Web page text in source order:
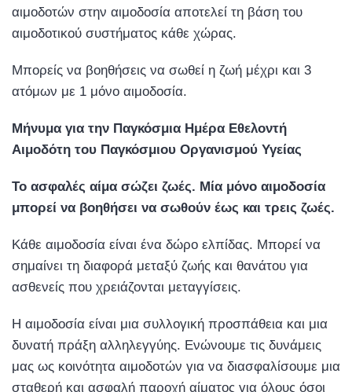
αιμοδοτών στην αιμοδοσία αποτελεί τη βάση του
αιμοδοτικού συστήματος κάθε χώρας.
Μπορείς να βοηθήσεις να σωθεί η ζωή μέχρι και 3
ατόμων με 1 μόνο αιμοδοσία.
Μήνυμα για την Παγκόσμια Ημέρα Εθελοντή
Αιμοδότη του Παγκόσμιου Οργανισμού Υγείας
Το ασφαλές αίμα σώζει ζωές. Μία μόνο αιμοδοσία
μπορεί να βοηθήσει να σωθούν έως και τρεις ζωές.
Κάθε αιμοδοσία είναι ένα δώρο ελπίδας. Μπορεί να
σημαίνει τη διαφορά μεταξύ ζωής και θανάτου για
ασθενείς που χρειάζονται μεταγγίσεις.
Η αιμοδοσία είναι μια συλλογική προσπάθεια και μια
δυνατή πράξη αλληλεγγύης. Ενώνουμε τις δυνάμεις
μας ως κοινότητα αιμοδοτών για να διασφαλίσουμε μια
σταθερή και ασφαλή παροχή αίματος για όλους όσοι